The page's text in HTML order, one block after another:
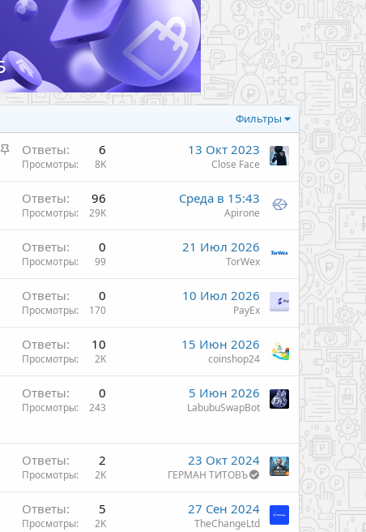
Фильтры
З
Ответы 6
Просмотры 8K
13 Окт 2023
Close Face
Ответы 96
Просмотры 29K
Среда в 15:43
Apirone
Ответы 0
Просмотры 99
21 Июл 2026
TorWex
Ответы 0
Просмотры 170
10 Июл 2026
PayEx
Ответы 10
Просмотры 2K
15 Июн 2026
coinshop24
Ответы 0
Просмотры 243
5 Июн 2026
LabubuSwapBot
Ответы 2
Просмотры 2K
23 Окт 2024
ГЕРМАН ТИТОВЪ
Ответы 5
Просмотры 2K
27 Сен 2024
TheChangeLtd